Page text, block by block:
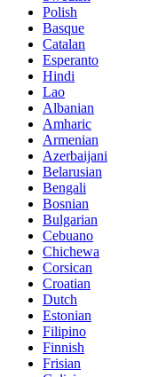
Polish
Basque
Catalan
Esperanto
Hindi
Lao
Albanian
Amharic
Armenian
Azerbaijani
Belarusian
Bengali
Bosnian
Bulgarian
Cebuano
Chichewa
Corsican
Croatian
Dutch
Estonian
Filipino
Finnish
Frisian